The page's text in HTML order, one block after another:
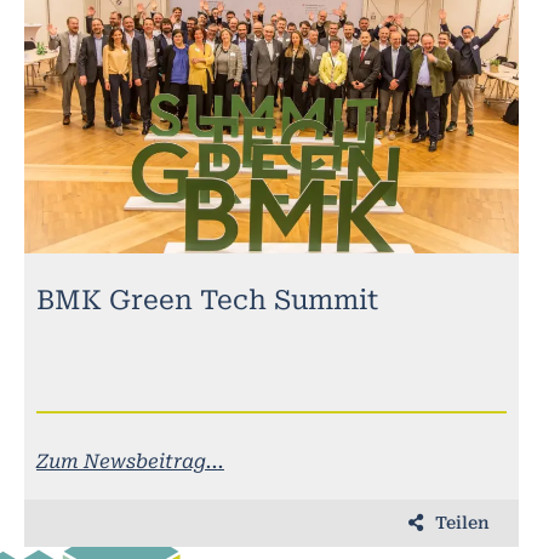
BMK Green Tech Summit
Zum Newsbeitrag...
Teilen